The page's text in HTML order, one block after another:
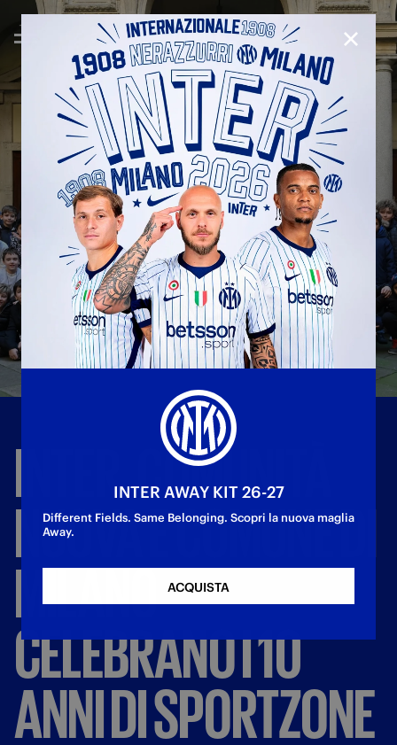
INTER,COMUNITÀ
NUOVAECOMUNEDI
MILANO
CELEBRANOI10
ANNIDISPORTZONE
INTER AWAY KIT 26-27
Different Fields. Same Belonging. Scopri la nuova maglia
Away.
ACQUISTA